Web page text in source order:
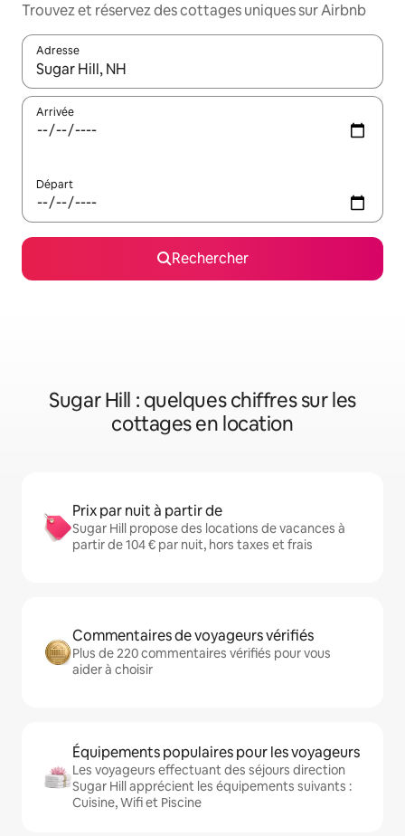
Trouvez et réservez des cottages uniques sur Airbnb
Adresse
Lorsque les résultats s'affichent, utilisez les flèches vers le
Arrivée
Départ
Rechercher
Sugar Hill : quelques chiffres sur les
cottages en location
Prix par nuit à partir de
Sugar Hill propose des locations de vacances à
partir de 104 € par nuit, hors taxes et frais
Commentaires de voyageurs vérifiés
Plus de 220 commentaires vérifiés pour vous
aider à choisir
Équipements populaires pour les voyageurs
Les voyageurs effectuant des séjours direction
Sugar Hill apprécient les équipements suivants :
Cuisine, Wifi et Piscine